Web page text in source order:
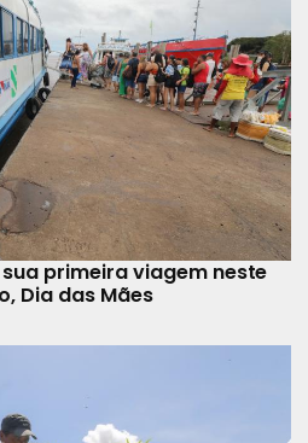
primeira viagem neste
Dia das Mães